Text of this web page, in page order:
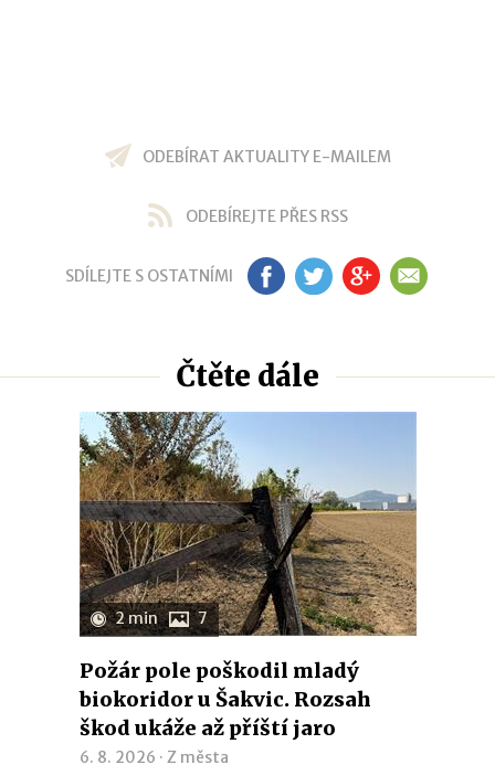
ODEBÍRAT AKTUALITY E-MAILEM
ODEBÍREJTE PŘES RSS
SDÍLEJTE S OSTATNÍMI FB TW GP EM
Čtěte dále
2 min 7
Požár pole poškodil mladý
biokoridor u Šakvic. Rozsah
škod ukáže až příští jaro
6. 8. 2026 · Z města